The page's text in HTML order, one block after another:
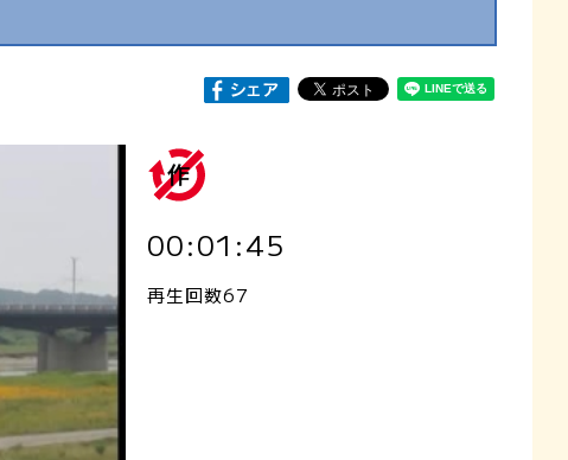
00:01:45
再生回数67